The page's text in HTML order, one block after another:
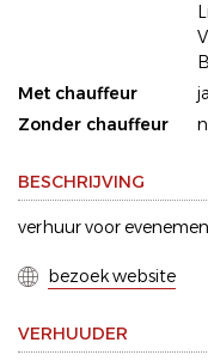
Met chauffeur
ja
Zonder chauffeur
BESCHRIJVING
verhuur voor
bezoek website
VERHUUDER